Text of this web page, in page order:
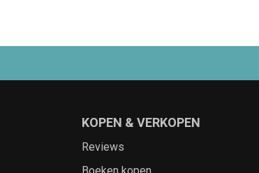
KOPEN & VERKOPEN
Reviews